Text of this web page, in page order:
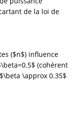
de la loi de
($n$) influence
(cohérent
\approx 0.35$